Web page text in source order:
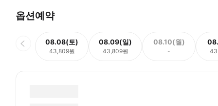
옵션예약
08.08(토)
43,809원
08.09(일)
43,809원
08.10(월)
-